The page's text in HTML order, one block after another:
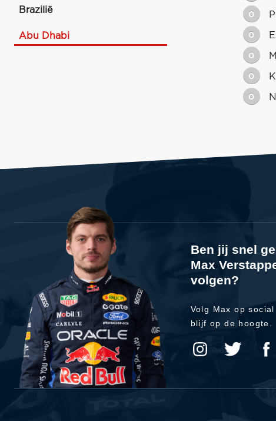
Brazilië
Abu Dhabi
0
0
0
0
0
Ben jij snel
Max
volgen?
Volg Max op
blijf op de hoogte.